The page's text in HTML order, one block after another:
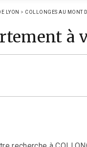
LYON > COLLONGES AU MONT
à